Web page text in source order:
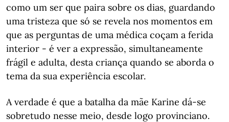
como um ser que paira sobre os dias, guardando
uma tristeza que só se revela nos momentos em
que as perguntas de uma médica coçam a ferida
interior - é ver a expressão, simultaneamente
frágil e adulta, desta criança quando se aborda o
tema da sua experiência escolar.
A verdade é que a batalha da mãe Karine dá-se
sobretudo nesse meio, desde logo provinciano.